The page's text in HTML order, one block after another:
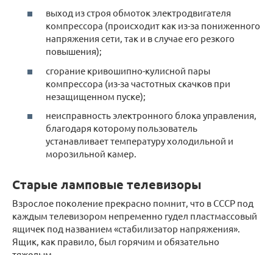
выход из строя обмоток электродвигателя
компрессора (происходит как из-за пониженного
напряжения сети, так и в случае его резкого
повышения);
сгорание кривошипно-кулисной пары
компрессора (из-за частотных скачков при
незащищенном пуске);
неисправность электронного блока управления,
благодаря которому пользователь
устанавливает температуру холодильной и
морозильной камер.
Старые ламповые телевизоры
Взрослое поколение прекрасно помнит, что в СССР под
каждым телевизором непременно гудел пластмассовый
ящичек под названием «стабилизатор напряжения».
Ящик, как правило, был горячим и обязательно